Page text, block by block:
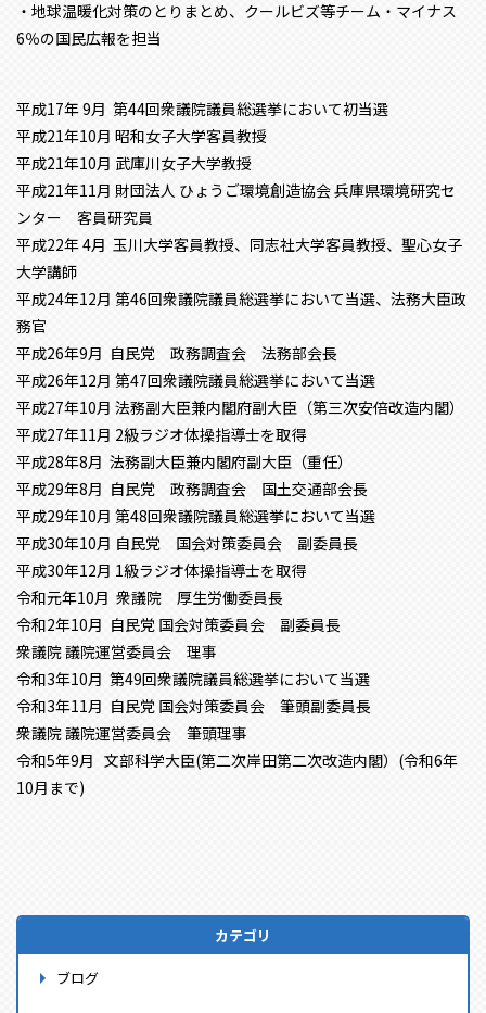
・地球温暖化対策のとりまとめ、クールビズ等チーム・マイナス
6％の国民広報を担当
平成17年 9月 第44回衆議院議員総選挙において初当選
平成21年10月 昭和女子大学客員教授
平成21年10月 武庫川女子大学教授
平成21年11月 財団法人 ひょうご環境創造協会 兵庫県環境研究セ
ンター 客員研究員
平成22年 4月 玉川大学客員教授、同志社大学客員教授、聖心女子
大学講師
平成24年12月 第46回衆議院議員総選挙において当選、法務大臣政
務官
平成26年9月 自民党 政務調査会 法務部会長
平成26年12月 第47回衆議院議員総選挙において当選
平成27年10月 法務副大臣兼内閣府副大臣（第三次安倍改造内閣）
平成27年11月 2級ラジオ体操指導士を取得
平成28年8月 法務副大臣兼内閣府副大臣（重任）
平成29年8月 自民党 政務調査会 国土交通部会長
平成29年10月 第48回衆議院議員総選挙において当選
平成30年10月 自民党 国会対策委員会 副委員長
平成30年12月 1級ラジオ体操指導士を取得
令和元年10月 衆議院 厚生労働委員長
令和2年10月 自民党 国会対策委員会 副委員長
衆議院 議院運営委員会 理事
令和3年10月 第49回衆議院議員総選挙において当選
令和3年11月 自民党 国会対策委員会 筆頭副委員長
衆議院 議院運営委員会 筆頭理事
令和5年9月 文部科学大臣(第二次岸田第二次改造内閣）(令和6年
10月まで)
カテゴリ
ブログ